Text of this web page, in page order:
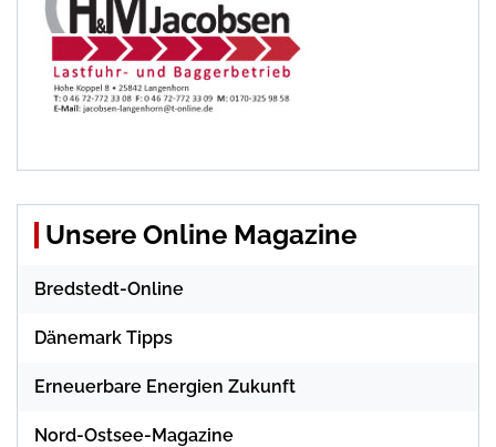
Unsere Online Magazine
Bredstedt-Online
Dänemark Tipps
Erneuerbare Energien Zukunft
Nord-Ostsee-Magazine